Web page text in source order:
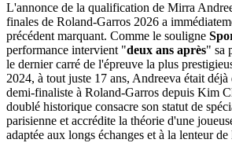
L'annonce de la qualification de Mirra
finales de Roland-Garros 2026 a
précédent marquant. Comme le souligne
performance intervient "deux ans après" sa
le dernier carré de l'épreuve la plus
2024, à tout juste 17 ans, Andreeva était
demi-finaliste à Roland-Garros depuis Kim
doublé historique consacre son statut de
parisienne et accrédite la théorie d'une
adaptée aux longs échanges et à la lenteur de